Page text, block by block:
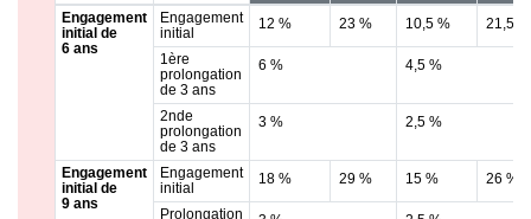
Engagement
initial de
6 ans
Engagement
initial
12 % 23 % 10,5 % 21,5 %
1ère
prolongation
de 3 ans
6 % 4,5 %
2nde
prolongation
de 3 ans
3 % 2,5 %
Engagement
initial de
9 ans
Engagement
initial
18 % 29 % 15 % 26 %
Prolongation